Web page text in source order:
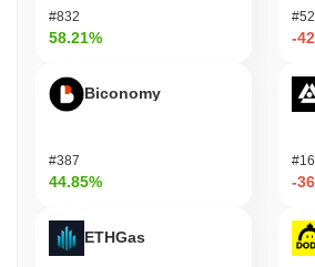
ムの開発や方向性に影響を与える提案に
す。 開発者にとって、LUKSOは革新的
ニークな機能を活用します。これには、
（SDK）やさまざまなユースケースに特
サポートしており、ユーザーや開発者に
を向上させています。全体として、
LUKSOはまだ活動中または関連
#832
58.21%
Biconomy
#387
44.85%
ETHGas
-
-